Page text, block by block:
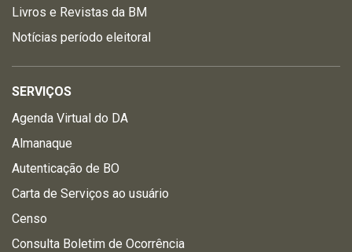
Livros e Revistas da BM
Notícias período eleitoral
SERVIÇOS
Agenda Virtual do DA
Almanaque
Autenticação de BO
Carta de Serviços ao usuário
Censo
Consulta Boletim de Ocorrência